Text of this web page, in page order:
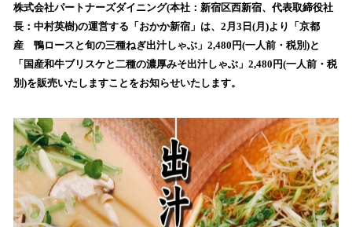
！
数
を
読
込
中
で
す
株式会社パートナーズダイニング(本社：新宿区西新宿、代表取締役社
長：中村英樹)の運営する「おかか新宿」は、2月3日(月)より「京都
産 鴨ロースと旬の三種ねぎ出汁しゃぶ」2,480円(一人前・税別)と
「国産和牛ブリスケと二種の濃厚みそ出汁しゃぶ」2,480円(一人前・税
別)を販売いたしますことをお知らせいたします。